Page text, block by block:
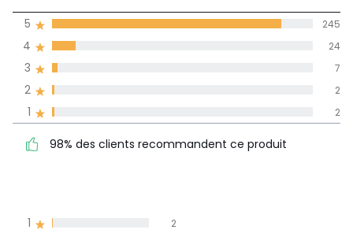
de moyenne
obtenue sur
1 2
recommandent ce produit
1 2
2 2
3 7
4 24
5 245
98% des clients recommandent ce produit